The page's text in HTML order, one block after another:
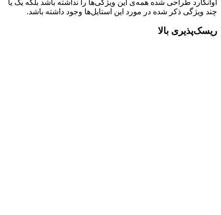
آوانگارد طراحی شده همه‌ی این ویژگی‌ها را نداشته باشد بلکه یک یا
چند ویژگی ذکر شده در مورد این استایل‌ها وجود داشته باشد.
ریسک‌پذیری بالا